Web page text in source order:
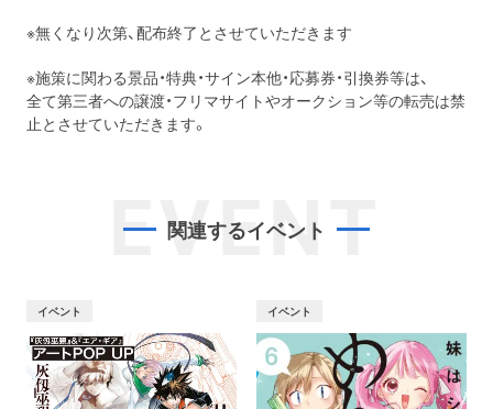
※無くなり次第、配布終了とさせていただきます
※施策に関わる景品・特典・サイン本他・応募券・引換券等は、
全て第三者への譲渡・フリマサイトやオークション等の転売は禁
止とさせていただきます。
EVENT
関連するイベント
イベント イベント